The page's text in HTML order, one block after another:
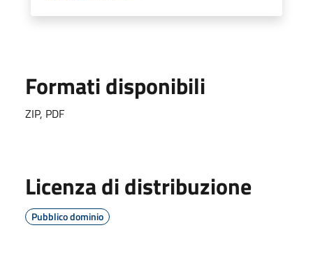
Formati disponibili
ZIP, PDF
Licenza di distribuzione
Pubblico dominio